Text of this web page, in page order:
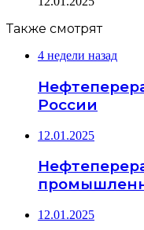
Также смотрят
4 недели назад
России
12.01.2025
12.01.2025